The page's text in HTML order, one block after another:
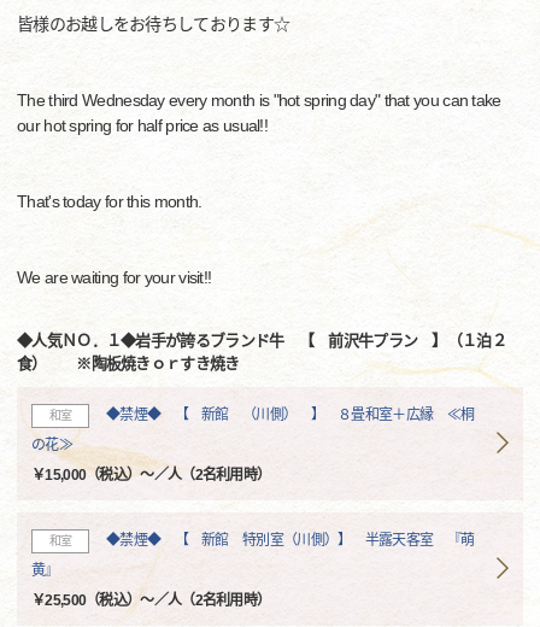
皆様のお越しをお待ちしております☆
The third Wednesday every month is "hot spring day" that you can take
our hot spring for half price as usual!!
That's today for this month.
We are waiting for your visit!!
◆人気ＮＯ．１◆岩手が誇るブランド牛 【 前沢牛プラン 】（１泊２
食） ※陶板焼きｏｒすき焼き
和室
◆禁煙◆ 【 新館 （川側） 】 ８畳和室＋広縁 ≪桐
の花≫
￥15,000（税込）～／人（2名利用時）
和室
◆禁煙◆ 【 新館 特別室（川側）】 半露天客室 『萌
黄』
￥25,500（税込）～／人（2名利用時）